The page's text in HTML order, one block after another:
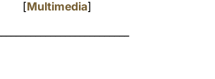
[Multimedia]